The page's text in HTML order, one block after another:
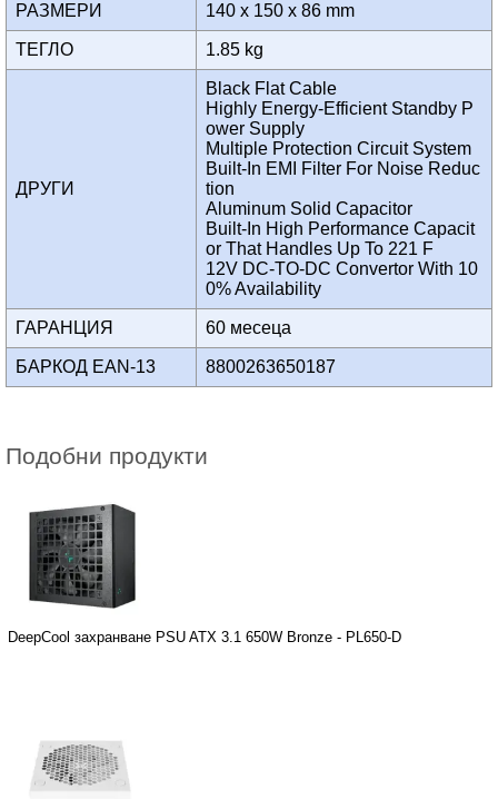
РАЗМЕРИ 140 x 150 x 86 mm
ТЕГЛО 1.85 kg
ДРУГИ
Black Flat Cable
Highly Energy-Efficient Standby P
ower Supply
Multiple Protection Circuit System
Built-In EMI Filter For Noise Reduc
tion
Aluminum Solid Capacitor
Built-In High Performance Capacit
or That Handles Up To 221 F
12V DC-TO-DC Convertor With 10
0% Availability
ГАРАНЦИЯ 60 месеца
БАРКОД EAN-13 8800263650187
Подобни продукти
DeepCool захранване PSU ATX 3.1 650W Bronze - PL650-D